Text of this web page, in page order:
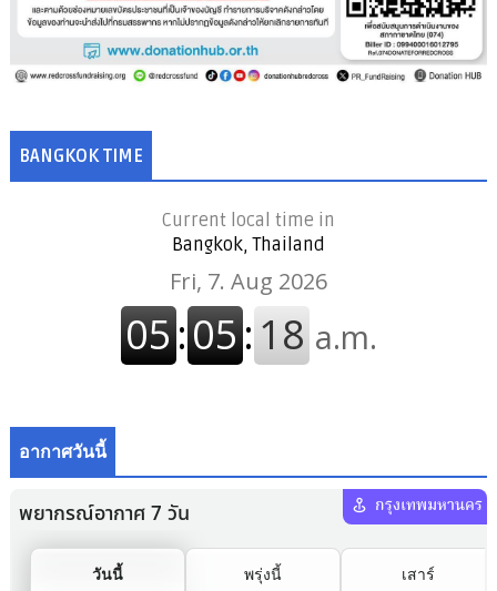
BANGKOK TIME
Current local time in
Bangkok, Thailand
อากาศวันนี้